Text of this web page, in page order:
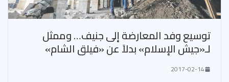
توسيع وفد المعارضة إلى جنيف… وممثل
لـ«جيش الإسلام» بدلاً عن «فيلق الشام»
2017-02-14